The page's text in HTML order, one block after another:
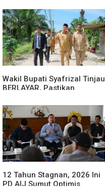
di RSUD Thomsen
Wakil Bupati Syafrizal Tinjau
BERLAYAR, Pastikan
Sampai Desa
12 Tahun Stagnan, 2026 Ini
PD AIJ Sumut Optimis